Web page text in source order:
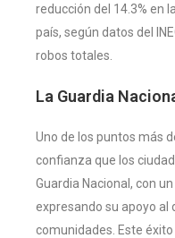
reducción del 14.3% en
país, según datos del
robos totales.
La Guardia
Uno de los puntos más
confianza que los
Guardia Nacional, con
expresando su apoyo
comunidades. Este